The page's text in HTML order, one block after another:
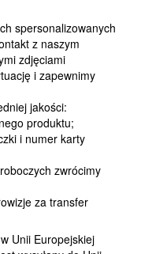
spersonalizowanych
z naszym
zdjęciami
i zapewnimy
jakości:
produktu;
i numer karty
zwrócimy
za transfer
Unii Europejskiej